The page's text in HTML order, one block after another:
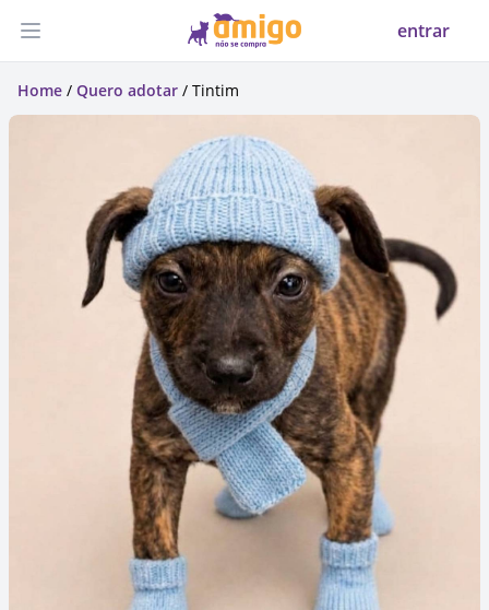
Abrir menu entrar
Home / Quero adotar / Tintim